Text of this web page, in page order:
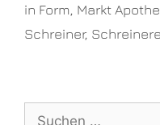
in Form, Markt
Schreiner,